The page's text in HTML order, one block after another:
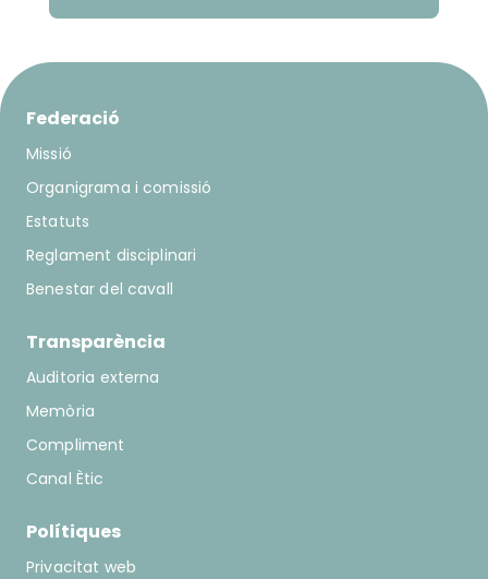
Federació
Missió
Organigrama i comissió
Estatuts
Reglament disciplinari
Benestar del cavall
Transparència
Auditoria externa
Memòria
Compliment
Canal Ètic
Polítiques
Privacitat web